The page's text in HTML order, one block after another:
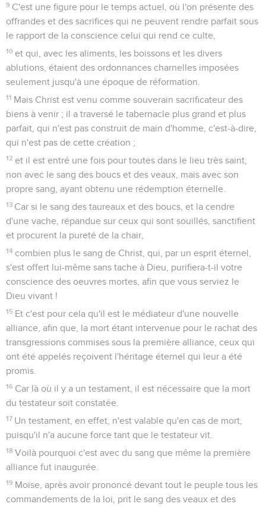
9 C'est une figure pour le temps actuel, où l'on présente des
offrandes et des sacrifices qui ne peuvent rendre parfait sous
le rapport de la conscience celui qui rend ce culte,
10 et qui, avec les aliments, les boissons et les divers
ablutions, étaient des ordonnances charnelles imposées
seulement jusqu'à une époque de réformation.
11 Mais Christ est venu comme souverain sacrificateur des
biens à venir ; il a traversé le tabernacle plus grand et plus
parfait, qui n'est pas construit de main d'homme, c'est-à-dire,
qui n'est pas de cette création ;
12 et il est entré une fois pour toutes dans le lieu très saint,
non avec le sang des boucs et des veaux, mais avec son
propre sang, ayant obtenu une rédemption éternelle.
13 Car si le sang des taureaux et des boucs, et la cendre
d'une vache, répandue sur ceux qui sont souillés, sanctifient
et procurent la pureté de la chair,
14 combien plus le sang de Christ, qui, par un esprit éternel,
s'est offert lui-même sans tache à Dieu, purifiera-t-il votre
conscience des oeuvres mortes, afin que vous serviez le
Dieu vivant !
15 Et c'est pour cela qu'il est le médiateur d'une nouvelle
alliance, afin que, la mort étant intervenue pour le rachat des
transgressions commises sous la première alliance, ceux qui
ont été appelés reçoivent l'héritage éternel qui leur a été
promis.
16 Car là où il y a un testament, il est nécessaire que la mort
du testateur soit constatée.
17 Un testament, en effet, n'est valable qu'en cas de mort,
puisqu'il n'a aucune force tant que le testateur vit.
18 Voilà pourquoi c'est avec du sang que même la première
alliance fut inaugurée.
19 Moïse, après avoir prononcé devant tout le peuple tous les
commandements de la loi, prit le sang des veaux et des